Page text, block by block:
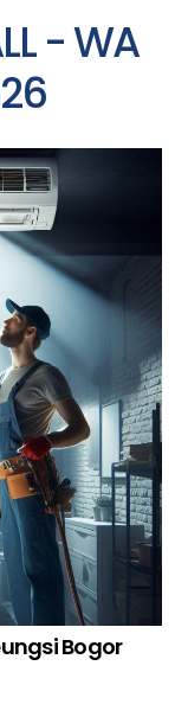
- WA
Bogor